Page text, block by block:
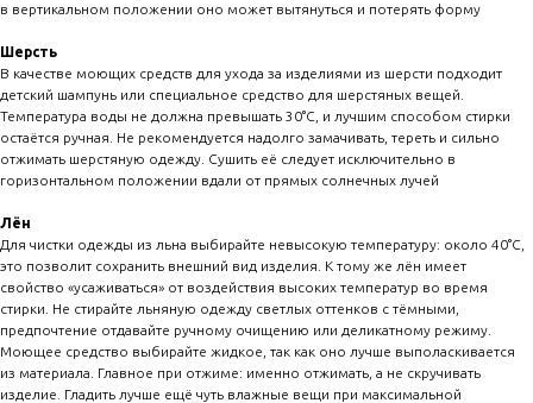
в вертикальном положении оно может вытянуться и потерять форму
Шерсть
В качестве моющих средств для ухода за изделиями из шерсти подходит
детский шампунь или специальное средство для шерстяных вещей.
Температура воды не должна превышать 30°C, и лучшим способом стирки
остаётся ручная. Не рекомендуется надолго замачивать, тереть и сильно
отжимать шерстяную одежду. Сушить её следует исключительно в
горизонтальном положении вдали от прямых солнечных лучей
Лён
Для чистки одежды из льна выбирайте невысокую температуру: около 40°C,
это позволит сохранить внешний вид изделия. К тому же лён имеет
свойство «усаживаться» от воздействия высоких температур во время
стирки. Не стирайте льняную одежду светлых оттенков с тёмными,
предпочтение отдавайте ручному очищению или деликатному режиму.
Моющее средство выбирайте жидкое, так как оно лучше выполаскивается
из материала. Главное при отжиме: именно отжимать, а не скручивать
изделие. Гладить лучше ещё чуть влажные вещи при максимальной